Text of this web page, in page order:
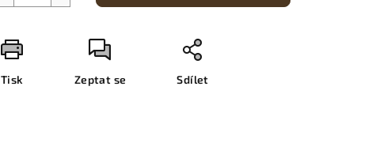
Tisk Zeptat se Sdílet